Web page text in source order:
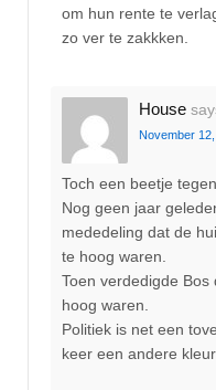
om hun rente te
zo ver te zakkken.
House
November
Toch een beetje
Nog geen jaar
mededeling dat de
te hoog waren.
Toen verdedigde
hoog waren.
Politiek is net een
keer een andere